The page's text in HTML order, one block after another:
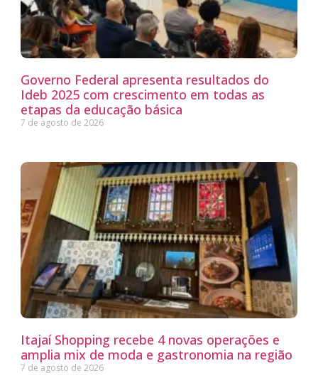
Governo Federal apresenta resultados do
Ideb 2025 com crescimento em todas as
etapas da educação básica
7 de agosto de 2026
Itajaí Shopping recebe 4 novas operações e
amplia mix de moda e gastronomia na região
7 de agosto de 2026